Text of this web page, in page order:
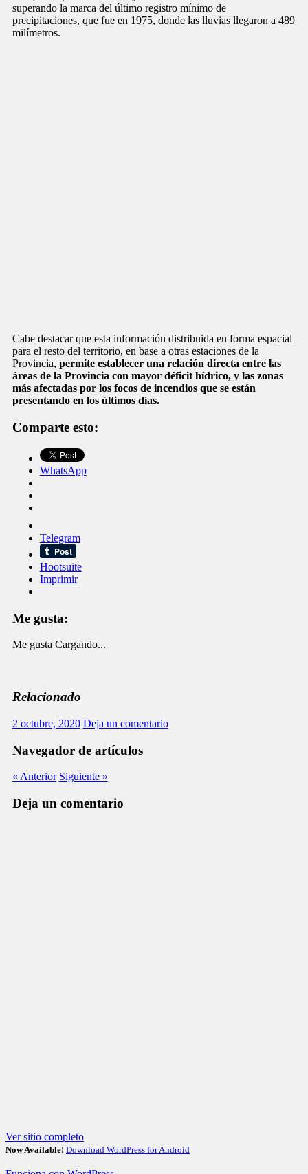
superando la marca del último registro mínimo de
precipitaciones, que fue en 1975, donde las lluvias llegaron a 489
milímetros.
Cabe destacar que esta información distribuida en forma espacial
para el resto del territorio, en base a otras estaciones de la
Provincia, permite establecer una relación directa entre las
áreas de la Provincia con mayor déficit hídrico, y las zonas
más afectadas por los focos de incendios que se están
presentando en los últimos días.
Comparte esto:
WhatsApp
Telegram
Hootsuite
Imprimir
Me gusta:
Me gusta Cargando...
Relacionado
2 octubre, 2020 Deja un comentario
Navegador de artículos
« Anterior Siguiente »
Deja un comentario
Ver sitio completo
Now Available! Download WordPress for Android